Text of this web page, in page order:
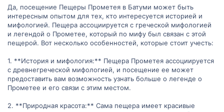
Да, посещение Пещеры Прометея в Батуми может быть
интересным опытом для тех, кто интересуется историей и
мифологией. Пещера ассоциируется с греческой мифологией
и легендой о Прометее, который по мифу был связан с этой
пещерой. Вот несколько особенностей, которые стоит учесть:
1. **История и мифология:** Пещера Прометея ассоциируется
с древнегреческой мифологией, и посещение ее может
предоставить вам возможность узнать больше о легенде о
Прометее и его связи с этим местом.
2. **Природная красота:** Сама пещера имеет красивые